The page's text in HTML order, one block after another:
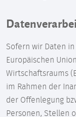
Sofern wir Daten
Europäischen
Wirtschaftsraums
im Rahmen der
der Offenlegung
Personen, Stellen